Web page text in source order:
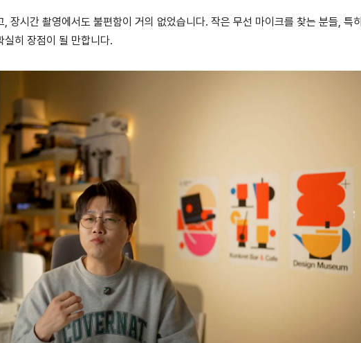
장시간 촬영에서도 불편함이 거의 없었습니다. 작은 무선 마이크를 찾는 분들, 특히
실히 장점이 될 만합니다.